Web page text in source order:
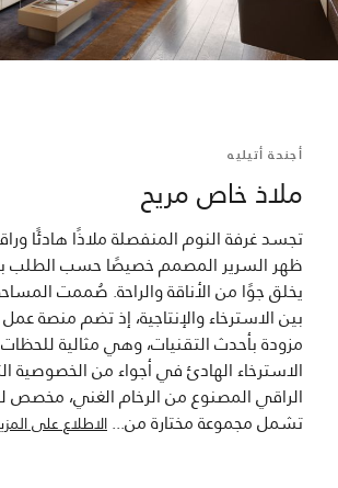
أجنحة أتيليه
ملاذ خاص مريح
تجسد غرفة النوم المنفصلة ملاذًا هادئًا
ظهر السرير المصمم خصيصًا حسب الطلب
يخلق جوًا من الأناقة والراحة. صُممت
بين الاسترخاء والإنتاجية، إذ تضم منصة
مزودة بأحدث التقنيات، وهي مثالية للحظات
الاسترخاء الهادئ في أجواء من الخصوصية
الراقي المصنوع من الرخام الغني، مخصص
تشمل مجموعة مختارة من...الاطلاع على